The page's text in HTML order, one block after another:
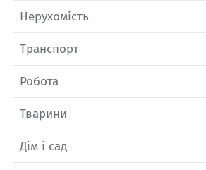
Нерухомість
Транспорт
Робота
Тварини
Дім і сад